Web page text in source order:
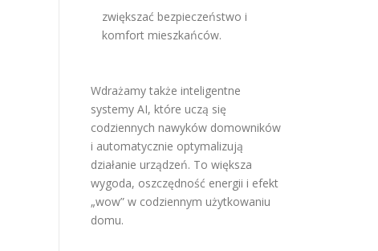
zwiększać bezpieczeństwo i
komfort mieszkańców.
Wdrażamy także inteligentne
systemy AI, które uczą się
codziennych nawyków domowników
i automatycznie optymalizują
działanie urządzeń. To większa
wygoda, oszczędność energii i efekt
„wow” w codziennym użytkowaniu
domu.